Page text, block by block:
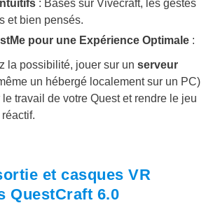
: Basés sur Vivecraft, les gestes
et bien pensés.
pour une Expérience Optimale :
la possibilité, jouer sur un serveur
un hébergé localement sur un PC)
travail de votre Quest et rendre le jeu
et casques VR
QuestCraft 6.0